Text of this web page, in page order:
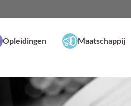
Opleidingen Maatschappij